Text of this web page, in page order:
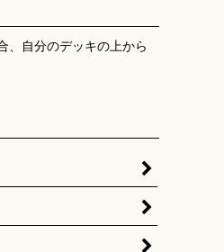
、自分のデッキの上から